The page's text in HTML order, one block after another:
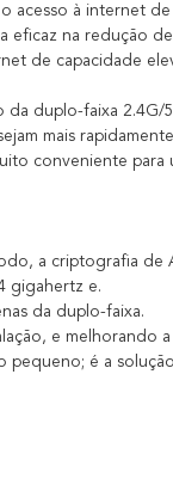
acesso à internet
eficaz na redução
de capacidade
duplo-faixa 2.4G/
mais
conveniente para
a criptografia de
gigahertz e.
da duplo-faixa.
e melhorando
pequeno; é a